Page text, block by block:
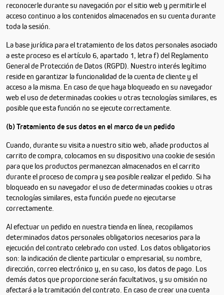
reconocerle durante su navegación por el sitio web y permitirle el
acceso continuo a los contenidos almacenados en su cuenta durante
toda la sesión.
La base jurídica para el tratamiento de los datos personales asociado
a este proceso es el artículo 6, apartado 1, letra f) del Reglamento
General de Protección de Datos (RGPD). Nuestro interés legítimo
reside en garantizar la funcionalidad de la cuenta de cliente y el
acceso a la misma. En caso de que haya bloqueado en su navegador
web el uso de determinadas cookies u otras tecnologías similares, es
posible que esta función no se ejecute correctamente.
(b) Tratamiento de sus datos en el marco de un pedido
Cuando, durante su visita a nuestro sitio web, añade productos al
carrito de compra, colocamos en su dispositivo una cookie de sesión
para que los productos permanezcan almacenados en el carrito
durante el proceso de compra y sea posible realizar el pedido. Si ha
bloqueado en su navegador el uso de determinadas cookies u otras
tecnologías similares, esta función puede no ejecutarse
correctamente.
Al efectuar un pedido en nuestra tienda en línea, recopilamos
determinados datos personales obligatorios necesarios para la
ejecución del contrato celebrado con usted. Los datos obligatorios
son: la indicación de cliente particular o empresarial, su nombre,
dirección, correo electrónico y, en su caso, los datos de pago. Los
demás datos que proporcione serán facultativos, y su omisión no
afectará a la tramitación del contrato. En caso de crear una cuenta